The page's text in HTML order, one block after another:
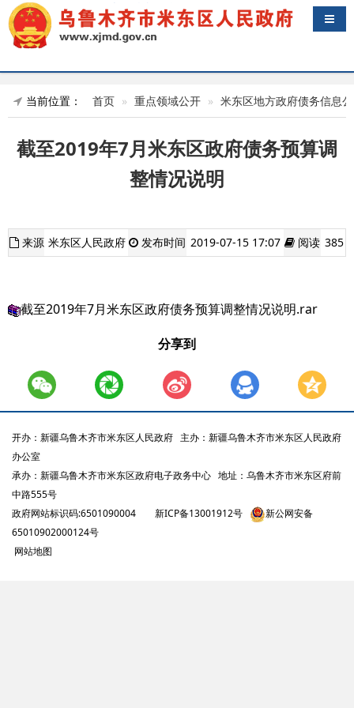
导航
当前位置： 首页 重点领域公开 米东区地方政府债务信息
截至2019年7月米东区政府债务预算调
整情况说明
来源 米东区人民政府 发布时间 2019-07-15 17:07 阅读 385
截至2019年7月米东区政府债务预算调整情况说明.rar
分享到
开办：新疆乌鲁木齐市米东区人民政府 主办：新疆乌鲁木齐市米东区人民政府
办公室
承办：新疆乌鲁木齐市米东区政府电子政务中心 地址：乌鲁木齐市米东区府前
中路555号
政府网站标识码:6501090004
新ICP备13001912号
新公网安备
65010902000124号
网站地图